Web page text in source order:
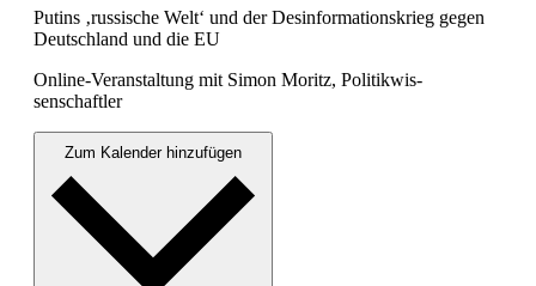
Putins ‚rus­sis­che Welt‘ und der Desin­for­ma­tion­skrieg gegen
Deutsch­land und die EU
Online-Ver­anstal­tung mit Simon Moritz, Poli­tik­wis­
senschaftler